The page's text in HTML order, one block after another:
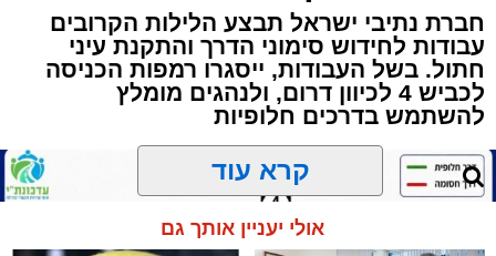
באשר ראו וקיבלו בבתי הוריהם, הגאון רבי פנחס
שרייבר זצ"ל והגאון רבי ניסים טולידנו זצ"ל, כאשר
מטרתם של הדברים שישמעו היא לעורר הלבבות
ולהחדיר אהבת אמת לתורה.
הארוע, במסגרת ארועי 'מעגלים', יתקיים בבית
הכנסת 'חניכי הישיבות' רובע ג', ביום שלישי הקרוב
חברת נתיבי ישראל תבצע הלילות הקרובים
עבודות לחידוש סימוני הדרך והתקנת עיני
חתול. בשל העבודות, ייסגרו רמפות הכניסה
לכביש 4 לכיוון דרום, ולנהגים מומלץ
להשתמש בדרכים חלופיות
קרא עוד
אולי יעניין אותך גם